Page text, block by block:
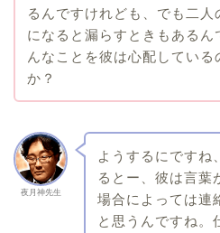
るんですけれども、でも二人
になると漏らすときもあるん
んなことを彼は心配している
か？
夜月神先生
ようするにですね
るとー、彼は言葉
場合によっては連
と思うんですね。